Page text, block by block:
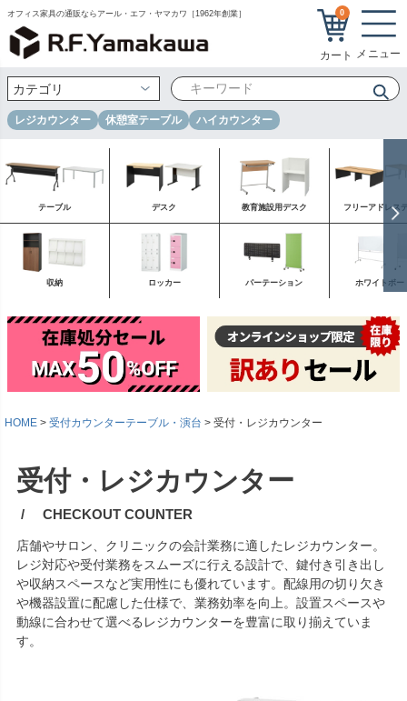
オフィス家具の通販ならアール・エフ・ヤマカワ［1962年創業］ 0
レジカウンター 休憩室テーブル ハイカウンター
テーブル デスク 教育施設用デスク フリーアドレス
収納 ロッカー パーテーション ホワイトボー
HOME 受付カウンターテーブル・演台 受付・レジカウンター
受付・レジカウンター
CHECKOUT COUNTER
店舗やサロン、クリニックの会計業務に適したレジカウンター。
レジ対応や受付業務をスムーズに行える設計で、鍵付き引き出し
や収納スペースなど実用性にも優れています。配線用の切り欠き
や機器設置に配慮した仕様で、業務効率を向上。設置スペースや
動線に合わせて選べるレジカウンターを豊富に取り揃えていま
す。